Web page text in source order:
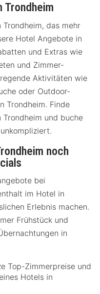
Trondheim
das mehr
Hotel Angebote in
und Extras wie
und Zimmer-
Aktivitäten wie
oder Outdoor-
Trondheim. Finde
und buche
noch
bei
im Hotel in
Erlebnis machen.
Frühstück und
in
Top-Zimmerpreise und
Hotels in